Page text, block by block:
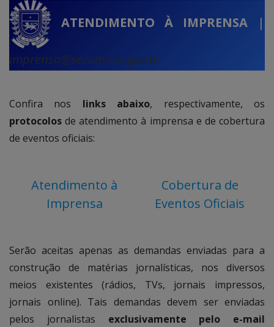
ATENDIMENTO À IMPRENSA |
imprensa@secom.ms.gov.br
Confira nos links abaixo, respectivamente, os
protocolos de atendimento à imprensa e de cobertura
de eventos oficiais:
Atendimento à
Imprensa
Cobertura de
Eventos Oficiais
Serão aceitas apenas as demandas enviadas para a
construção de matérias jornalísticas, nos diversos
meios existentes (rádios, TVs, jornais impressos,
jornais online). Tais demandas devem ser enviadas
pelos jornalistas exclusivamente pelo e-mail